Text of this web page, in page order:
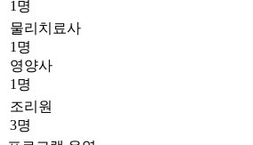
1명
물리치료사
1명
영양사
1명
조리원
3명